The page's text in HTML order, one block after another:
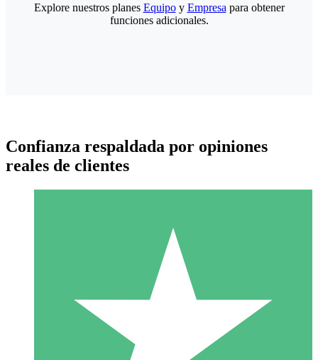
Paquetes de Créditos Individuales
Paga según el uso con créditos de descarga. Sin compromiso
Explore nuestros planes Equipoy Empresa para obtener
funciones adicionales.
Confianza respaldada por opiniones
reales de clientes